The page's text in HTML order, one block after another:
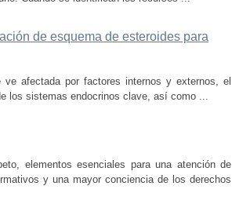
de esquema de esteroides para
afectada por factores internos y externos, el
los sistemas endocrinos clave, así como ...
elementos esenciales para una atención de
y una mayor conciencia de los derechos